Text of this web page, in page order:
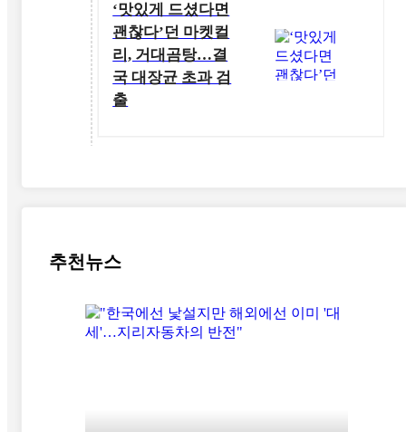
‘맛있게 드셨다면
괜찮다’던 마켓컬
리, 거대곰탕…결
국 대장균 초과 검
출
추천뉴스